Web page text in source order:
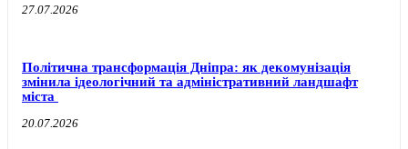
27.07.2026
Політична трансформація Дніпра: як декомунізація
змінила ідеологічний та адміністративний ландшафт
міста
20.07.2026